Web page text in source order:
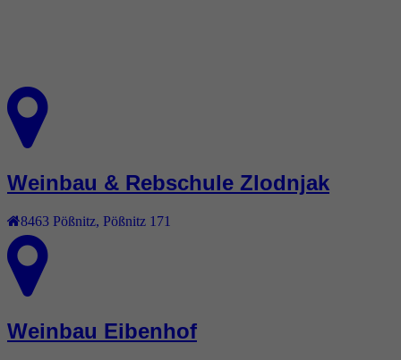
Weinbau & Rebschule Zlodnjak
8463 Pößnitz Pößnitz 171
Weinbau Eibenhof